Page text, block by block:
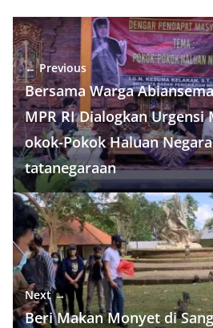
o
o
k
m p
p
Li
n
k
e
← Previous
Bersama Warga
MPR RI Dialogkan Urgensi
okok-Pokok Haluan
tatanegaraan
Next →
Beri Makan Monyet di